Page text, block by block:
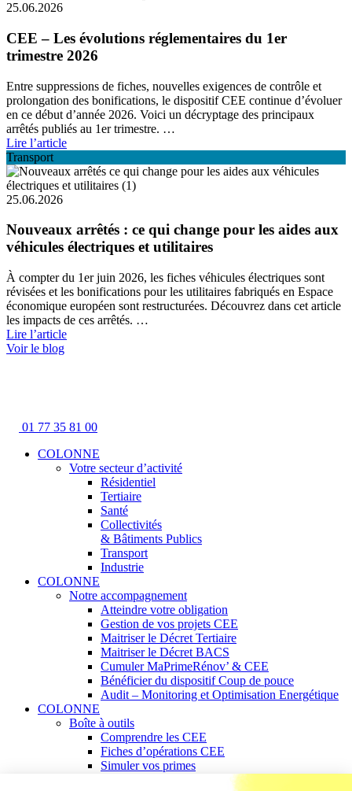
25.06.2026
CEE – Les évolutions réglementaires du 1er
trimestre 2026
Entre suppressions de fiches, nouvelles exigences de contrôle et
prolongation des bonifications, le dispositif CEE continue d’évoluer
en ce début d’année 2026. Voici un décryptage des principaux
arrêtés publiés au 1er trimestre. …
Lire l’article
Transport
25.06.2026
Nouveaux arrêtés : ce qui change pour les aides aux
véhicules électriques et utilitaires
À compter du 1er juin 2026, les fiches véhicules électriques sont
révisées et les bonifications pour les utilitaires fabriqués en Espace
économique européen sont restructurées. Découvrez dans cet article
les impacts de ces arrêtés. …
Lire l’article
Voir le blog
01 77 35 81 00
COLONNE
Votre secteur d’activité
Résidentiel
Tertiaire
Santé
Collectivités
& Bâtiments Publics
Transport
Industrie
COLONNE
Notre accompagnement
Atteindre votre obligation
Gestion de vos projets CEE
Maitriser le Décret Tertiaire
Maitriser le Décret BACS
Cumuler MaPrimeRénov’ & CEE
Bénéficier du dispositif Coup de pouce
Audit – Monitoring et Optimisation Energétique
COLONNE
Boîte à outils
Comprendre les CEE
Fiches d’opérations CEE
Simuler vos primes
Découverte de Mon Espace KE